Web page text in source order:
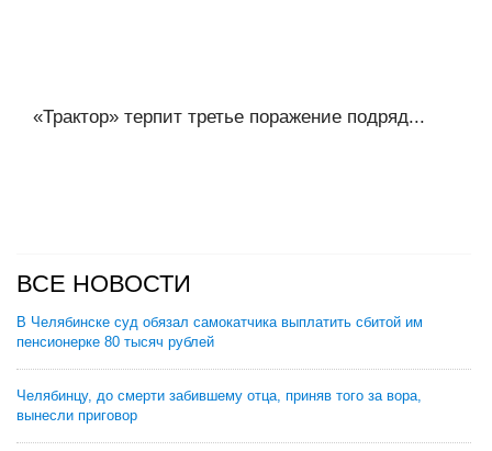
«Трактор» терпит третье поражение подряд...
ВСЕ НОВОСТИ
В Челябинске суд обязал самокатчика выплатить сбитой им
пенсионерке 80 тысяч рублей
Челябинцу, до смерти забившему отца, приняв того за вора,
вынесли приговор